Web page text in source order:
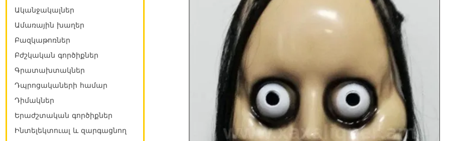
Ականջակալներ
Ամառային խաղեր
Բազկաթոռներ
Բժշկական գործիքներ
Գրատախտակներ
Դպրոցակաների համար
Դիմակներ
Երաժշտական գործիքներ
Ինտելեկտուալ և զարգացնող